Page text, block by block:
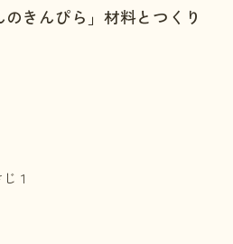
のきんぴら」材料とつくり
１